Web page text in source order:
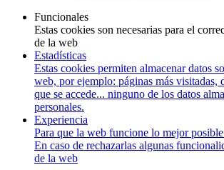
Funcionales
Estas cookies son necesarias para el
de la web
Estadísticas
Estas cookies permiten almacenar datos
web, por ejemplo: páginas más visitadas,
que se accede... ninguno de los datos
personales.
Experiencia
Para que la web funcione lo mejor
En caso de rechazarlas algunas
de la web